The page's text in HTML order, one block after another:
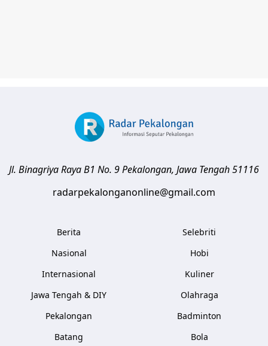
Jl. Binagriya Raya B1 No. 9Pekalongan, Jawa Tengah51116
radarpekalonganonline@gmail.com
Berita
Nasional
Internasional
Jawa Tengah & DIY
Pekalongan
Batang
Selebriti
Hobi
Kuliner
Olahraga
Badminton
Bola